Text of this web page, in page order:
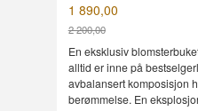
1 890,00
2 200,00
Rabatt
En eksklusiv
alltid er inne på
avbalansert komposisjon
berømmelse. En